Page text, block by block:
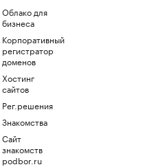
Облако для
бизнеса
Корпоративный
регистратор
доменов
Хостинг
сайтов
Рег.решения
Знакомства
Сайт
знакомств
podbor.ru